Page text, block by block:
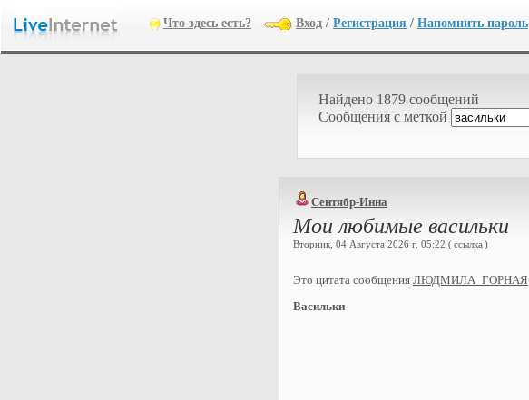
Что здесь есть? Вход / Регистрация / Напомнить пароль
Найдено 1879 сообщений
Cообщения с меткой
Сентябр-Инна
Мои любимые васильки
Вторник, 04 Августа 2026 г. 05:22 (ссылка )
Это цитата сообщения ЛЮДМИЛА_ГОРНАЯ
Васильки